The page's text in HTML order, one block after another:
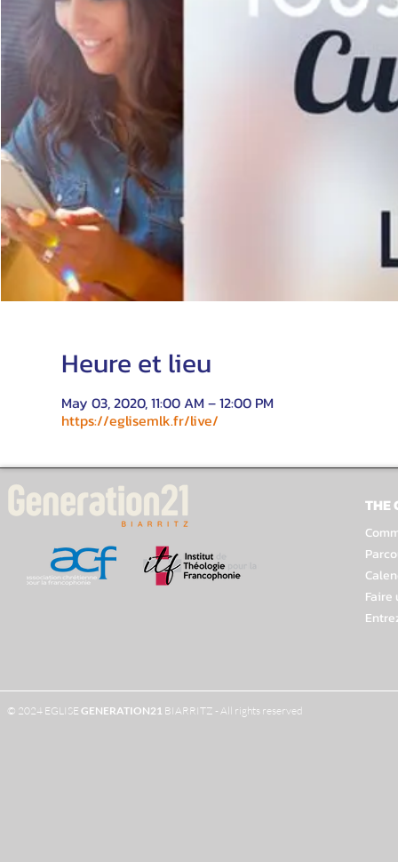
Heure et lieu
May 03, 2020, 11:00 AM – 12:00 PM
https://eglisemlk.fr/live/
THE
Faire
© 2024 EGLISE GENERATION21 BIARRITZ - All rights reserved